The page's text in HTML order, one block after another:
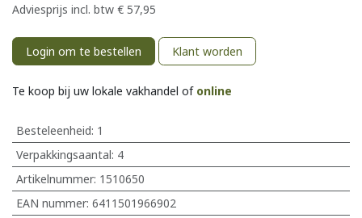
Adviesprijs incl. btw € 57,95
Login om te bestellen Klant worden
Te koop bij uw lokale vakhandel of online
Besteleenheid: 1
Verpakkingsaantal: 4
Artikelnummer: 1510650
EAN nummer: 6411501966902